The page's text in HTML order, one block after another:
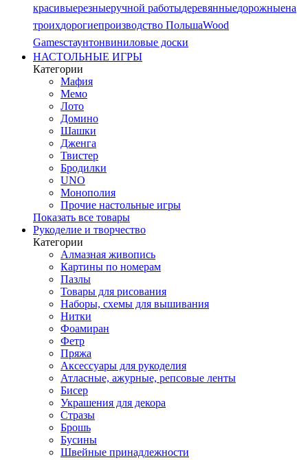
красивыерезныеручной работыдеревянныедорожныена
троихдорогиепроизводство ПольшаWood
Gamesстаунтонвиниловые доски
НАСТОЛЬНЫЕ ИГРЫ
Категории
Мафия
Мемо
Лото
Домино
Шашки
Дженга
Твистер
Бродилки
UNO
Монополия
Прочие настольные игры
Показать все товары
Рукоделие и творчество
Категории
Алмазная живопись
Картины по номерам
Пазлы
Товары для рисования
Наборы, схемы для вышивания
Нитки
Фоамиран
Фетр
Пряжа
Аксессуары для рукоделия
Атласные, ажурные, репсовые ленты
Бисер
Украшения для декора
Стразы
Брошь
Бусины
Швейные принадлежности